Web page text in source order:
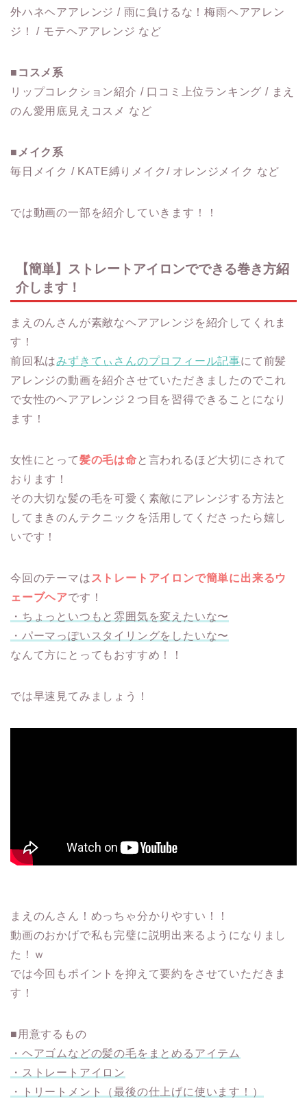
外ハネヘアアレンジ / 雨に負けるな！梅雨ヘアアレン
ジ！ / モテヘアアレンジ など
■コスメ系
リップコレクション紹介 / 口コミ上位ランキング / まえ
のん愛用底見えコスメ など
■メイク系
毎日メイク / KATE縛りメイク/ オレンジメイク など
では動画の一部を紹介していきます！！
【簡単】ストレートアイロンでできる巻き方紹
介します！
まえのんさんが素敵なヘアアレンジを紹介してくれま
す！
前回私はみずきてぃさんのプロフィール記事にて前髪
アレンジの動画を紹介させていただきましたのでこれ
で女性のヘアアレンジ２つ目を習得できることになり
ます！
女性にとって髪の毛は命 と言われるほど大切にされて
おります！
その大切な髪の毛を可愛く素敵にアレンジする方法と
してまきのんテクニックを活用してくださったら嬉し
いです！
今回のテーマはストレートアイロンで簡単に出来るウ
ェーブヘアです！
・ちょっといつもと雰囲気を変えたいな〜
・パーマっぽいスタイリングをしたいな〜
なんて方にとってもおすすめ！！
では早速見てみましょう！
まえのんさん！めっちゃ分かりやすい！！
動画のおかげで私も完璧に説明出来るようになりまし
た！ｗ
では今回もポイントを抑えて要約をさせていただきま
す！
■用意するもの
・ヘアゴムなどの髪の毛をまとめるアイテム
・ストレートアイロン
・トリートメント（最後の仕上げに使います！）